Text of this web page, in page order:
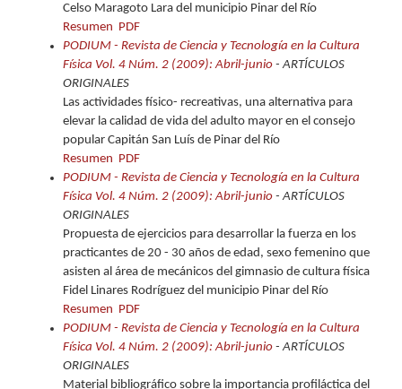
Celso Maragoto Lara del municipio Pinar del Río
Resumen PDF
PODIUM - Revista de Ciencia y Tecnología en la Cultura
Física Vol. 4 Núm. 2 (2009): Abril-junio - ARTÍCULOS
ORIGINALES
Las actividades físico- recreativas, una alternativa para
elevar la calidad de vida del adulto mayor en el consejo
popular Capitán San Luís de Pinar del Río
Resumen PDF
PODIUM - Revista de Ciencia y Tecnología en la Cultura
Física Vol. 4 Núm. 2 (2009): Abril-junio - ARTÍCULOS
ORIGINALES
Propuesta de ejercicios para desarrollar la fuerza en los
practicantes de 20 - 30 años de edad, sexo femenino que
asisten al área de mecánicos del gimnasio de cultura física
Fidel Linares Rodríguez del municipio Pinar del Río
Resumen PDF
PODIUM - Revista de Ciencia y Tecnología en la Cultura
Física Vol. 4 Núm. 2 (2009): Abril-junio - ARTÍCULOS
ORIGINALES
Material bibliográfico sobre la importancia profiláctica del